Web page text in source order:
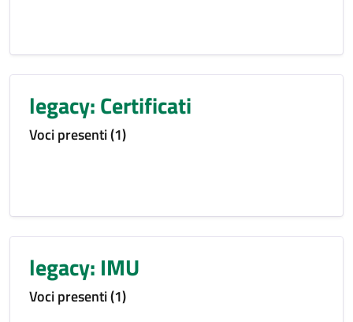
legacy: Certificati
Voci presenti (1)
legacy: IMU
Voci presenti (1)